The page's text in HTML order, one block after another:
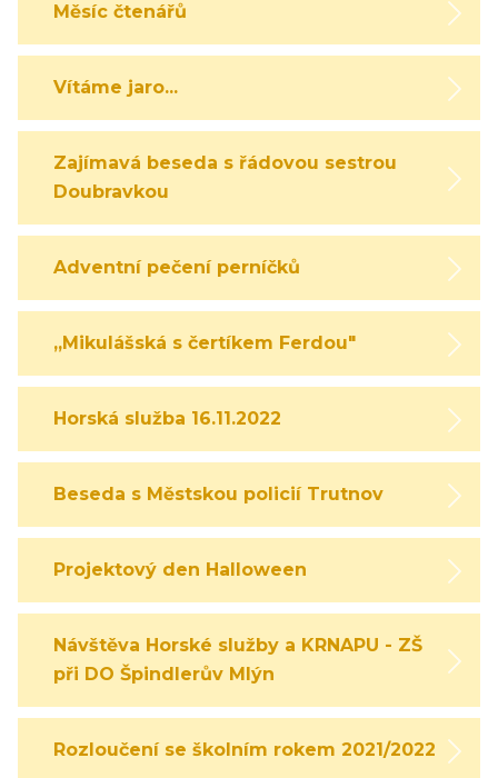
Měsíc čtenářů
Vítáme jaro...
Zajímavá beseda s řádovou sestrou
Doubravkou
Adventní pečení perníčků
,,Mikulášská s čertíkem Ferdou"
Horská služba 16.11.2022
Beseda s Městskou policií Trutnov
Projektový den Halloween
Návštěva Horské služby a KRNAPU - ZŠ
při DO Špindlerův Mlýn
Rozloučení se školním rokem 2021/2022